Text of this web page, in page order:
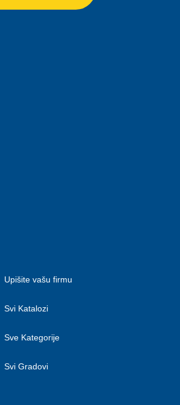
Upišite vašu firmu
Svi Katalozi
Sve Kategorije
Svi Gradovi